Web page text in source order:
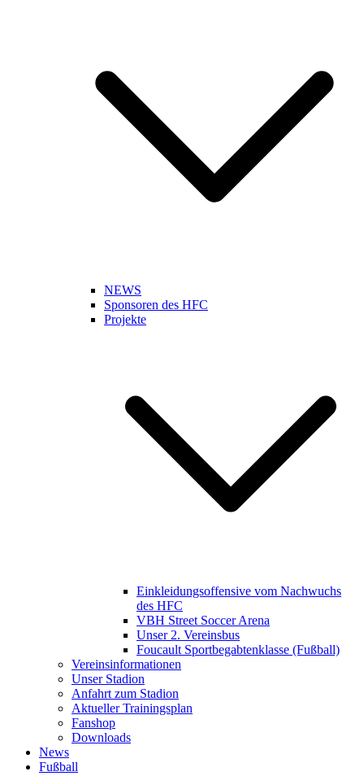
NEWS
Sponsoren des HFC
Projekte
Einkleidungsoffensive vom Nachwuchs
des HFC
VBH Street Soccer Arena
Unser 2. Vereinsbus
Foucault Sportbegabtenklasse (Fußball)
Vereinsinformationen
Unser Stadion
Anfahrt zum Stadion
Aktueller Trainingsplan
Fanshop
Downloads
News
Fußball